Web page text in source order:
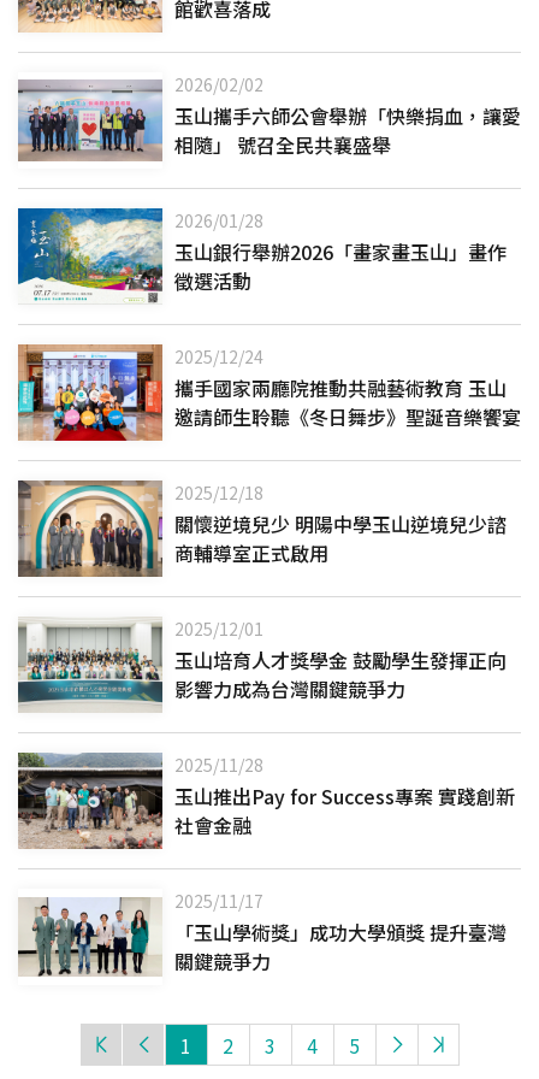
館歡喜落成
2026/02/02
玉山攜手六師公會舉辦「快樂捐血，讓愛
相隨」 號召全民共襄盛舉
2026/01/28
玉山銀行舉辦2026「畫家畫玉山」畫作
徵選活動
2025/12/24
攜手國家兩廳院推動共融藝術教育 玉山
邀請師生聆聽《冬日舞步》聖誕音樂饗宴
2025/12/18
關懷逆境兒少 明陽中學玉山逆境兒少諮
商輔導室正式啟用
2025/12/01
玉山培育人才獎學金 鼓勵學生發揮正向
影響力成為台灣關鍵競爭力
2025/11/28
玉山推出Pay for Success專案 實踐創新
社會金融
2025/11/17
「玉山學術獎」成功大學頒獎 提升臺灣
關鍵競爭力
1 2 3 4 5